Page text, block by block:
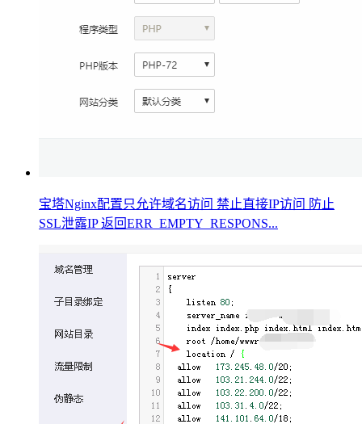
宝塔Nginx配置只允许域名访问 禁止直接IP访问 防止
SSL泄露IP 返回ERR_EMPTY_RESPONS...